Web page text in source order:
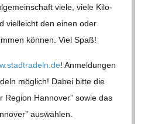
viele, viele Kilo­
viel­leicht den einen oder
kön­nen. Viel Spaß!
! Anmel­dun­gen
mög­lich! Dabei bitte die
Region Han­no­ver” sowie das
auswählen.